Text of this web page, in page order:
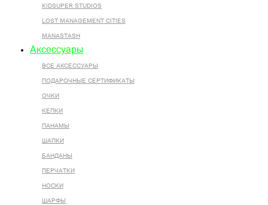
KIDSUPER STUDIOS
LOST MANAGEMENT CITIES
MANASTASH
Аксессуары
ВСЕ AКСЕССУАРЫ
ПОДАРОЧНЫЕ СЕРТИФИКАТЫ
ОЧКИ
КЕПКИ
ПАНАМЫ
ШАПКИ
БАНДАНЫ
ПЕРЧАТКИ
НОСКИ
ШАРФЫ